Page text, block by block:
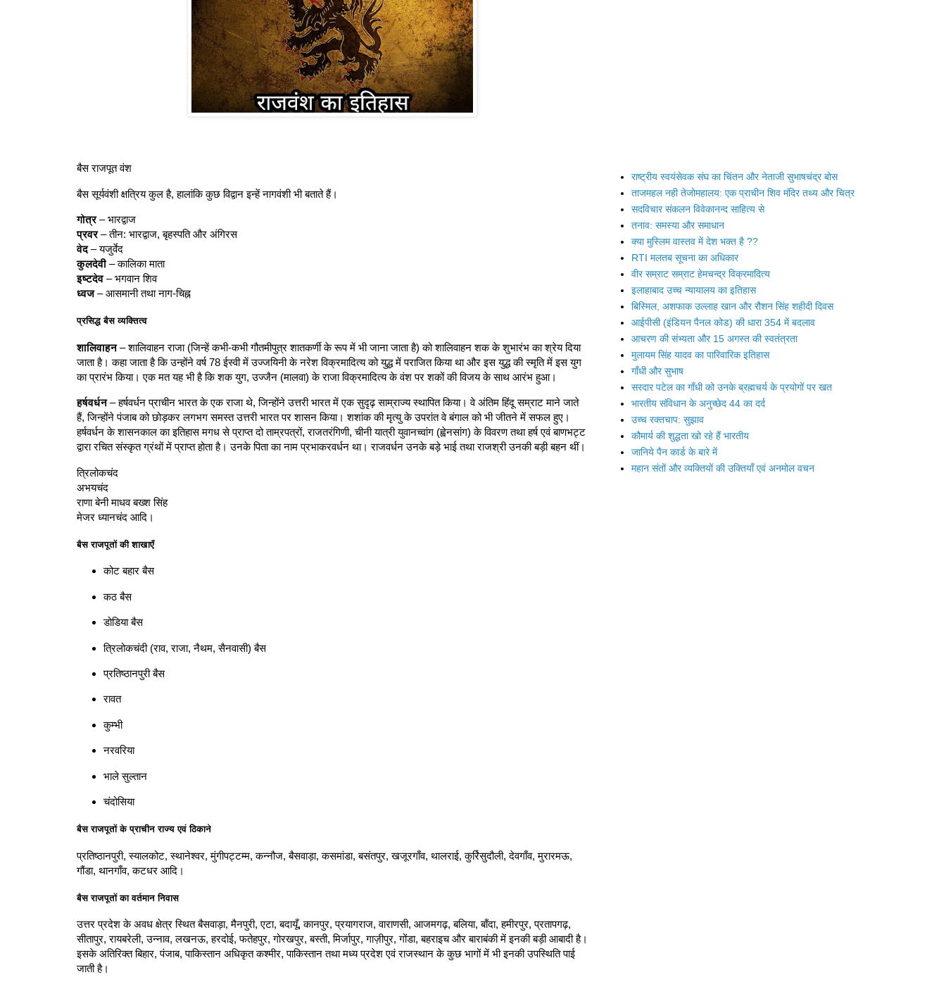
बैस राजपूत वंश
बैस सूर्यवंशी क्षत्रिय कुल है, हालांकि कुछ विद्वान इन्हें नागवंशी भी बताते हैं।
गोत्र– भारद्वाज
प्रवर– तीन: भारद्वाज, बृहस्पति और अंगिरस
वेद– यजुर्वेद
कुलदेवी– कालिका माता
इष्टदेव– भगवान शिव
ध्वज– आसमानी तथा नाग-चिह्न
प्रसिद्ध बैस व्यक्तित्व
शालिवाहन– शालिवाहन राजा (जिन्हें कभी-कभी गौतमीपुत्र शातकर्णी के रूप में भी जाना जाता है) को शालिवाहन शक के शुभारंभ का श्रेय दिया
जाता है। कहा जाता है कि उन्होंने वर्ष 78 ईस्वी में उज्जयिनी के नरेश विक्रमादित्य को युद्ध में पराजित किया था और इस युद्ध की स्मृति में इस युग
का प्रारंभ किया। एक मत यह भी है कि शक युग, उज्जैन (मालवा) के राजा विक्रमादित्य के वंश पर शकों की विजय के साथ आरंभ हुआ।
हर्षवर्धन– हर्षवर्धन प्राचीन भारत के एक राजा थे, जिन्होंने उत्तरी भारत में एक सुदृढ़ साम्राज्य स्थापित किया। वे अंतिम हिंदू सम्राट माने जाते
हैं, जिन्होंने पंजाब को छोड़कर लगभग समस्त उत्तरी भारत पर शासन किया। शशांक की मृत्यु के उपरांत वे बंगाल को भी जीतने में सफल हुए।
हर्षवर्धन के शासनकाल का इतिहास मगध से प्राप्त दो ताम्रपत्रों, राजतरंगिणी, चीनी यात्री युवानच्वांग (ह्वेनसांग) के विवरण तथा हर्ष एवं बाणभट्ट
द्वारा रचित संस्कृत ग्रंथों में प्राप्त होता है। उनके पिता का नाम प्रभाकरवर्धन था। राजवर्धन उनके बड़े भाई तथा राजश्री उनकी बड़ी बहन थीं।
त्रिलोकचंद
अभयचंद
राणा बेनी माधव बख्श सिंह
मेजर ध्यानचंद आदि।
बैस राजपूतों की शाखाएँ
कोट बहार बैस
कठ बैस
डोडिया बैस
त्रिलोकचंदी (राव, राजा, नैथम, सैनवासी) बैस
प्रतिष्ठानपुरी बैस
रावत
कुम्भी
नरवरिया
भाले सुल्तान
चंदोसिया
बैस राजपूतों के प्राचीन राज्य एवं ठिकाने
प्रतिष्ठानपुरी, स्यालकोट, स्थानेश्वर, मुंगीपट्टम्म, कन्नौज, बैसवाड़ा, कसमांडा, बसंतपुर, खजूरगाँव, थालराई, कुर्रिसुदौली, देवगाँव, मुरारमऊ,
गौंडा, थानगाँव, कटधर आदि।
बैस राजपूतों का वर्तमान निवास
उत्तर प्रदेश के अवध क्षेत्र स्थित बैसवाड़ा, मैनपुरी, एटा, बदायूँ, कानपुर, प्रयागराज, वाराणसी, आजमगढ़, बलिया, बाँदा, हमीरपुर, प्रतापगढ़,
सीतापुर, रायबरेली, उन्नाव, लखनऊ, हरदोई, फतेहपुर, गोरखपुर, बस्ती, मिर्जापुर, गाज़ीपुर, गोंडा, बहराइच और बाराबंकी में इनकी बड़ी आबादी है।
इसके अतिरिक्त बिहार, पंजाब, पाकिस्तान अधिकृत कश्मीर, पाकिस्तान तथा मध्य प्रदेश एवं राजस्थान के कुछ भागों में भी इनकी उपस्थिति पाई
जाती है।
राष्ट्रीय स्वयंसेवक संघ का चिंतन और नेताजी सुभाषचंद्र बोस
ताजमहल नही तेजोमहालय: एक प्राचीन शिव मंदिर तथ्य और चित्र
सदविचार संकलन विवेकानन्द साहित्य से
तनाव: समस्या और समाधान
क्या मुस्लिम वास्तव में देश भक्त है ??
RTI मलतब सूचना का अधिकार
वीर सम्राट सम्राट हेमचन्द्र विक्रमादित्य
इलाहाबाद उच्च न्यायालय का इतिहास
बिस्मिल, अशफाक उल्लाह खान और रौशन सिंह शहीदी दिवस
आईपीसी (इंडियन पैनल कोड) की धारा 354 में बदलाव
आचरण की संभ्यता और 15 अगस्त की स्वतंत्रता
मुलायम सिंह यादव का पारिवारिक इतिहास
गाँधी और सुभाष
सरदार पटेल का गाँधी को उनके ब्रह्मचर्य के प्रयोगों पर खत
भारतीय संविधान के अनुच्छेद 44 का दर्द
उच्च रक्तचाप: सुझाव
कौमार्य की शुद्धता खो रहे हैं भारतीय
जानिये पैन कार्ड के बारे में
महान संतों और व्यक्तियों की उक्तियाँ एवं अनमोल वचन